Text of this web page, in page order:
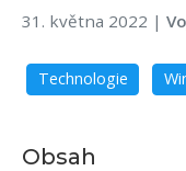
31. května 2022 |
Technologie
Obsah